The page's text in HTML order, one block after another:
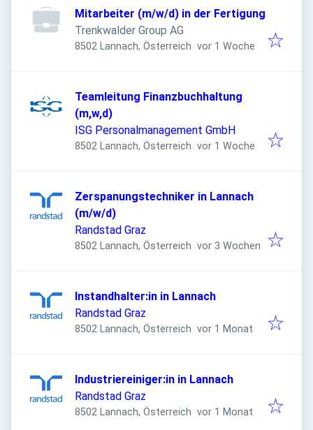
Mitarbeiter (m/w/d) in der Fertigung
Trenkwalder Group AG
8502 Lannach, Österreich Veröffentlicht
vor 1 Woche
Teamleitung Finanzbuchhaltung
(m,w,d)
ISG Personalmanagement GmbH
8502 Lannach, Österreich Veröffentlicht
vor 1 Woche
Zerspanungstechniker in Lannach
(m/w/d)
Randstad Graz
8502 Lannach, Österreich Veröffentlicht
vor 3 Wochen
Instandhalter:in in Lannach
Randstad Graz
8502 Lannach, Österreich Veröffentlicht
vor 1 Monat
Industriereiniger:in in Lannach
Randstad Graz
8502 Lannach, Österreich Veröffentlicht
vor 1 Monat